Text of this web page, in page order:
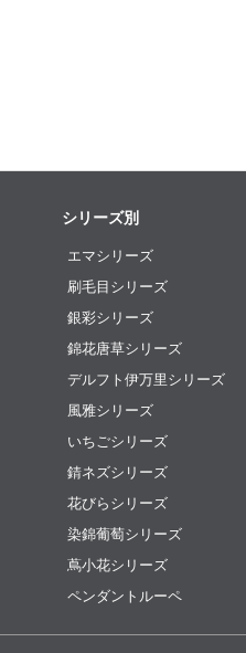
シリーズ別
エマシリーズ
刷毛目シリーズ
銀彩シリーズ
錦花唐草シリーズ
デルフト伊万里シリーズ
風雅シリーズ
いちごシリーズ
錆ネズシリーズ
花びらシリーズ
染錦葡萄シリーズ
蔦小花シリーズ
ペンダントルーペ